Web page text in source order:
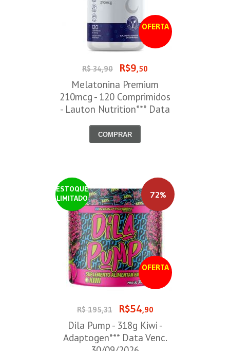
OFERTA
R$ 34,90 R$9,50
Melatonina Premium
210mcg - 120 Comprimidos
- Lauton Nutrition*** Data
COMPRAR
ESTOQUE
LIMITADO
OFERTA
72%
R$ 195,31 R$54,90
Dila Pump - 318g Kiwi -
Adaptogen*** Data Venc.